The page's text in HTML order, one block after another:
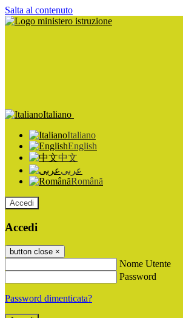
Salta al contenuto
Italiano
Italiano
English
中文
عربى
Română
Accedi
Accedi
button close ×
Nome Utente
Password
Password dimenticata?